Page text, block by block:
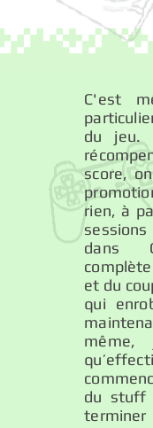
C'est
du jeu.
score,
rien, à
dans
et du
qui
du stuff
terminer